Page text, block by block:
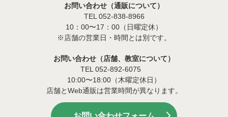
お問い合わせ（通販について）
TEL 052-838-8966
10：00〜17：00（日曜定休）
※店舗の営業日・時間とは別です。
お問い合わせ（店舗、教室について）
TEL 052-892-6075
10:00〜18:00（木曜定休日）
店舗とWeb通販は営業時間が異なります。